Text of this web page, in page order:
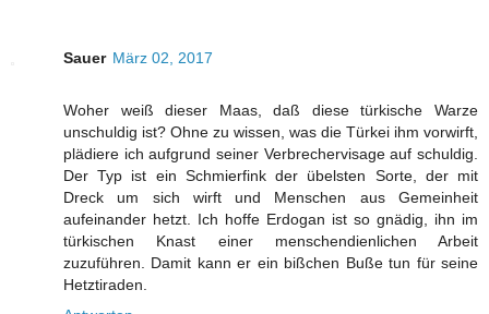
Sauer März 02, 2017
Woher weiß dieser Maas, daß diese türkische Warze
unschuldig ist? Ohne zu wissen, was die Türkei ihm vorwirft,
plädiere ich aufgrund seiner Verbrechervisage auf schuldig.
Der Typ ist ein Schmierfink der übelsten Sorte, der mit
Dreck um sich wirft und Menschen aus Gemeinheit
aufeinander hetzt. Ich hoffe Erdogan ist so gnädig, ihn im
türkischen Knast einer menschendienlichen Arbeit
zuzuführen. Damit kann er ein bißchen Buße tun für seine
Hetztiraden.